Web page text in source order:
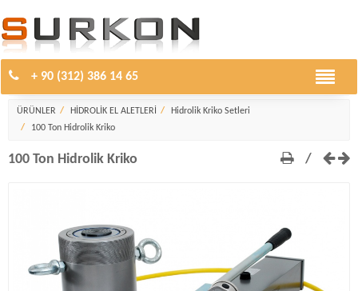
+ 90 (312) 386 14 65
Hidrolik Kriko Setleri
ÜRÜNLER HİDROLİK EL ALETLERİ
Hidrolik Kriko Setleri
100 Ton Hidrolik Kriko
/
100 Ton Hidrolik Kriko